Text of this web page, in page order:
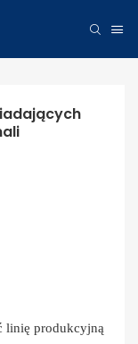
linię produkcyjną